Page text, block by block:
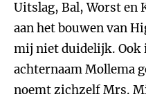
Uitslag, Bal, Worst en
aan het bouwen van
mij niet duidelijk. Ook
achternaam Mollema
noemt zichzelf Mrs.